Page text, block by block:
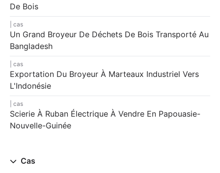
De Bois
cas
Un Grand Broyeur De Déchets De Bois Transporté Au
Bangladesh
cas
Exportation Du Broyeur À Marteaux Industriel Vers
L'Indonésie
cas
Scierie À Ruban Électrique À Vendre En Papouasie-
Nouvelle-Guinée
Cas